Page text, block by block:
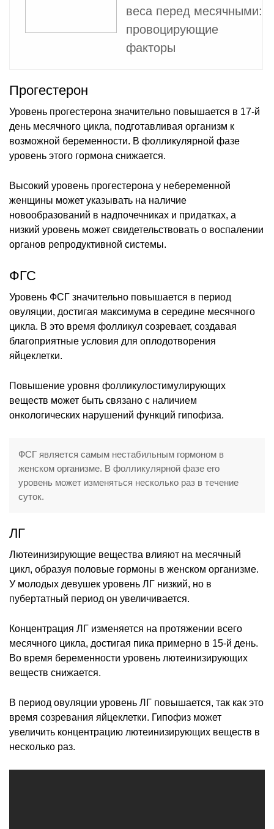
веса перед месячными:
провоцирующие
факторы
Прогестерон
Уровень прогестерона значительно повышается в 17-й
день месячного цикла, подготавливая организм к
возможной беременности. В фолликулярной фазе
уровень этого гормона снижается.
Высокий уровень прогестерона у небеременной
женщины может указывать на наличие
новообразований в надпочечниках и придатках, а
низкий уровень может свидетельствовать о воспалении
органов репродуктивной системы.
ФГС
Уровень ФСГ значительно повышается в период
овуляции, достигая максимума в середине месячного
цикла. В это время фолликул созревает, создавая
благоприятные условия для оплодотворения
яйцеклетки.
Повышение уровня фолликулостимулирующих
веществ может быть связано с наличием
онкологических нарушений функций гипофиза.
ФСГ является самым нестабильным гормоном в
женском организме. В фолликулярной фазе его
уровень может изменяться несколько раз в течение
суток.
ЛГ
Лютеинизирующие вещества влияют на месячный
цикл, образуя половые гормоны в женском организме.
У молодых девушек уровень ЛГ низкий, но в
пубертатный период он увеличивается.
Концентрация ЛГ изменяется на протяжении всего
месячного цикла, достигая пика примерно в 15-й день.
Во время беременности уровень лютеинизирующих
веществ снижается.
В период овуляции уровень ЛГ повышается, так как это
время созревания яйцеклетки. Гипофиз может
увеличить концентрацию лютеинизирующих веществ в
несколько раз.